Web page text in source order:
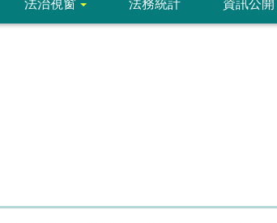
法治視窗 法務統計 資訊公開